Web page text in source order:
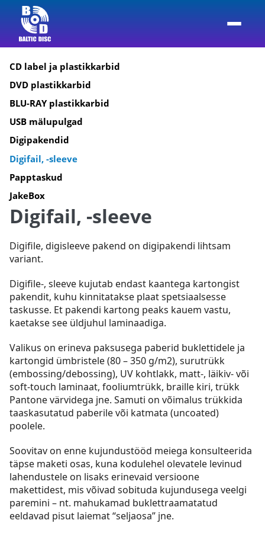
CD label ja plastikkarbid
DVD plastikkarbid
BLU-RAY plastikkarbid
USB mälupulgad
Digipakendid
Digifail, -sleeve
Papptaskud
JakeBox
Digifail, -sleeve
Digifile, digisleeve pakend on digipakendi lihtsam
variant.
Digifile-, sleeve kujutab endast kaantega kartongist
pakendit, kuhu kinnitatakse plaat spetsiaalsesse
taskusse. Et pakendi kartong peaks kauem vastu,
kaetakse see üldjuhul laminaadiga.
Valikus on erineva paksusega paberid buklettidele ja
kartongid ümbristele (80 – 350 g/m2), surutrükk
(embossing/debossing), UV kohtlakk, matt-, läikiv- või
soft-touch laminaat, fooliumtrükk, braille kiri, trükk
Pantone värvidega jne. Samuti on võimalus trükkida
taaskasutatud paberile või katmata (uncoated)
poolele.
Soovitav on enne kujundustööd meiega konsulteerida
täpse maketi osas, kuna kodulehel olevatele levinud
lahendustele on lisaks erinevaid versioone
makettidest, mis võivad sobituda kujundusega veelgi
paremini – nt. mahukamad buklettraamatatud
eeldavad pisut laiemat “seljaosa” jne.